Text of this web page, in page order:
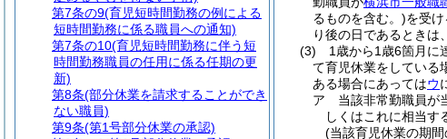
るものを含む。)を受
り後の日であるときは
(3)
1歳から1歳6箇月に
て育児休業をしている
ある場合にあってはウ
ア
当該非常勤職員が
しくはこれに相当す
(当該育児休業の期
第7条の9(育児短時間勤務の例による
短時間勤務に係る職員への通知)
第7条の10(育児短時間勤務に伴う短
時間勤務職員の任用に係る任期の更
新)
第8条(部分休業を請求することができ
ない職員)
第9条(第1号部分休業の承認)